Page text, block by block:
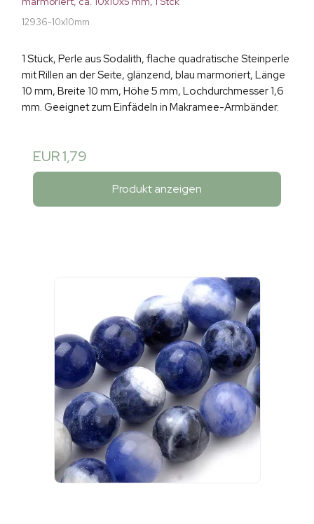
12936-10x10mm
1 Stück, Perle aus Sodalith, flache quadratische Steinperle
mit Rillen an der Seite, glänzend, blau marmoriert, Länge
10 mm, Breite 10 mm, Höhe 5 mm, Lochdurchmesser 1,6
mm. Geeignet zum Einfädeln in Makramee-Armbänder.
EUR 1,79
Produkt anzeigen